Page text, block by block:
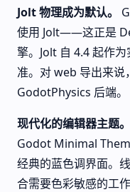
Jolt 物理成为默认。
使用 Jolt——这正是
擎。Jolt 自 4.4 起作
准。对 web 导出来说
GodotPhysics 后端。
现代化的编辑器主题。
Godot Minimal
经典的蓝色调界面。
合需要色彩敏感的工